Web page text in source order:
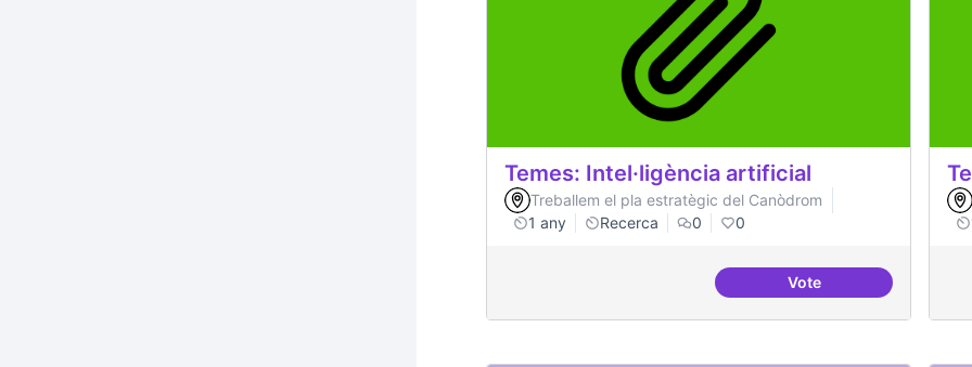
Temes: Intel·ligència artificial
Treballem el pla estratègic del Canòdrom
1 any
Recerca 0 0
VoteTemes: Intel·ligència